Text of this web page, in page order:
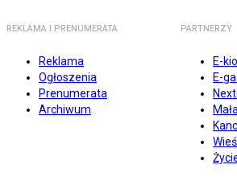
REKLAMA I PRENUMERATA
Reklama
Ogłoszenia
Prenumerata
Archiwum
PARTNERZY
E-
E-